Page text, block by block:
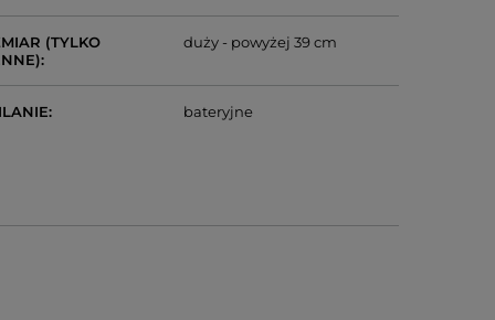
(TYLKO
duży - powyżej 39 cm
bateryjne